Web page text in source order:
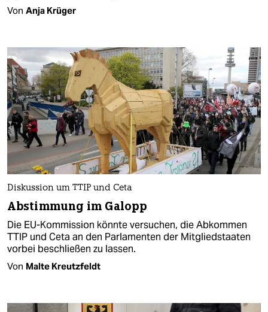
Von Anja Krüger
Diskussion um TTIP und Ceta
Abstimmung im Galopp
Die EU-Kommission könnte versuchen, die Abkommen
TTIP und Ceta an den Parlamenten der Mitgliedstaaten
vorbei beschließen zu lassen.
Von Malte Kreutzfeldt